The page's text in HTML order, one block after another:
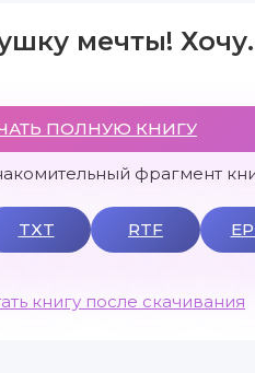
мечты!
ПОЛНУЮ КНИГУ
фрагмент
TXT RTF
книгу после скачивания